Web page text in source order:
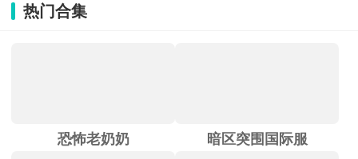
热门合集
恐怖老奶奶 暗区突围国际服